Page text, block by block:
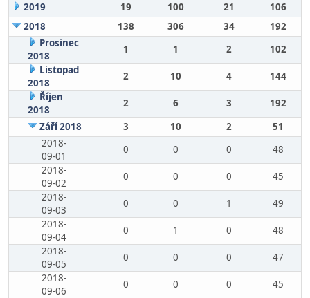
2019
19 100 21
106
2018
138 306 34
192
Prosinec
2018
1 1 2
102
Listopad
2018
2 10 4
144
Říjen
2018
2 6 3
192
Září 2018
3 10 2
51
2018-
09-01
0 0 0
48
2018-
09-02
0 0 0
45
2018-
09-03
0 0 1
49
2018-
09-04
0 1 0
48
2018-
09-05
0 0 0
47
2018-
09-06
0 0 0
45